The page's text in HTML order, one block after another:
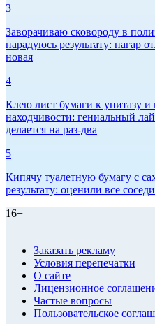
3
Заворачиваю сковороду в
нарадуюсь результату: нагар
новая
4
Клею лист бумаги к унитазу и
находчивости: гениальный
делается на раз-два
5
Кипячу туалетную бумагу с
результату: оценили все соседи
16+
Заказать рекламу
Условия перепечатки
О сайте
Лицензионное
Частые вопросы
Пользовательское